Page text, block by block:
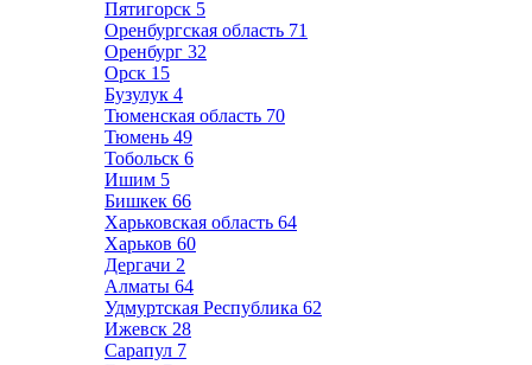
Пятигорск 5
Оренбургская область 71
Оренбург 32
Орск 15
Бузулук 4
Тюменская область 70
Тюмень 49
Тобольск 6
Ишим 5
Бишкек 66
Харьковская область 64
Харьков 60
Дергачи 2
Алматы 64
Удмуртская Республика 62
Ижевск 28
Сарапул 7